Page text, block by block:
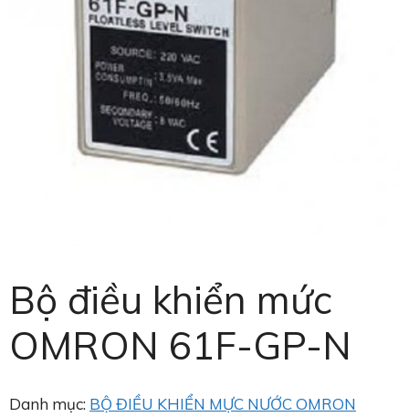
Bộ điều khiển mức
OMRON 61F-GP-N
Danh mục: BỘ ĐIỀU KHIỂN MỰC NƯỚC OMRON